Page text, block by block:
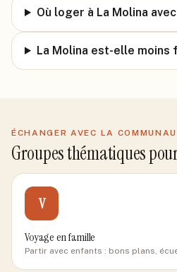
Où loger à La Molina
La Molina est-elle moins
ÉCHANGER AVEC LA
Groupes thématiques
V
Voyage en famille
Partir avec enfants : bons plans,